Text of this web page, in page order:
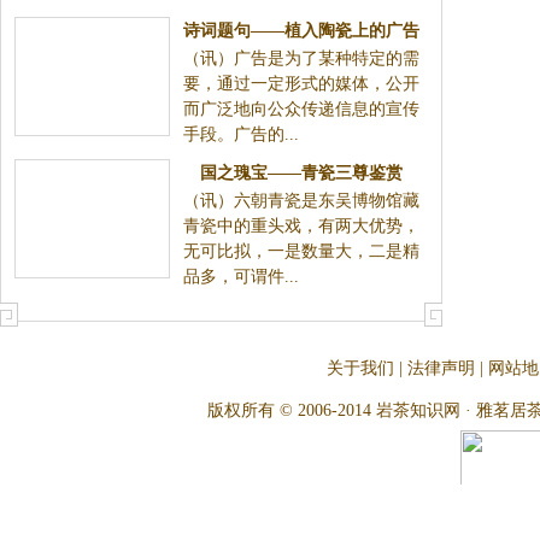
诗词题句——植入陶瓷上的广告
（讯）广告是为了某种特定的需
要，通过一定形式的媒体，公开
而广泛地向公众传递信息的宣传
手段。广告的...
国之瑰宝——青瓷三尊鉴赏
（讯）六朝青瓷是东吴博物馆藏
青瓷中的重头戏，有两大优势，
无可比拟，一是数量大，二是精
品多，可谓件...
关于我们 法律声明 网站
版权所有 © 2006-2014 岩茶知识网 · 雅茗居